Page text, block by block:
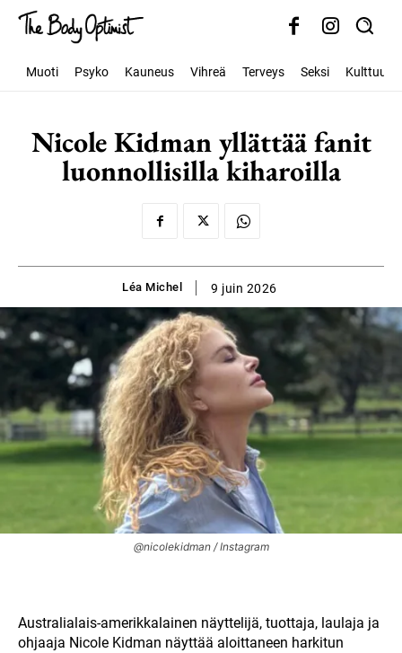
Muoti Psyko Kauneus Vihreä Terveys Seksi Kulttuuri
Nicole Kidman yllättää fanit
luonnollisilla kiharoilla
Léa Michel 9 juin 2026
@nicolekidman / Instagram
Australialais-amerikkalainen näyttelijä, tuottaja, laulaja ja
ohjaaja Nicole Kidman näyttää aloittaneen harkitun